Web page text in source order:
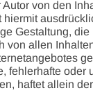
von den
Gestaltung,
allen
haftet allein